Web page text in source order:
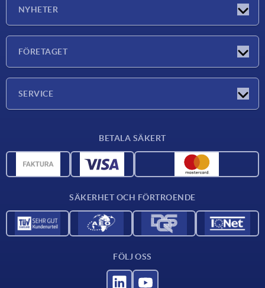
NYHETER
FÖRETAGET
SERVICE
CAD-data
BETALA SÄKERT
SÄKERHET OCH FÖRTROENDE
FÖLJ OSS